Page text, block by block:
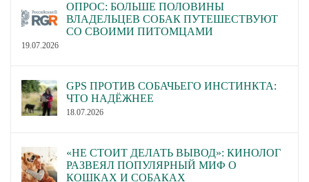
ОПРОС: БОЛЬШЕ ПОЛОВИНЫ
ВЛАДЕЛЬЦЕВ СОБАК ПУТЕШЕСТВУЮТ
СО СВОИМИ ПИТОМЦАМИ
19.07.2026
GPS ПРОТИВ СОБАЧЬЕГО ИНСТИНКТА:
ЧТО НАДЁЖНЕЕ
18.07.2026
«НЕ СТОИТ ДЕЛАТЬ ВЫВОД»: КИНОЛОГ
РАЗВЕЯЛ ПОПУЛЯРНЫЙ МИФ О
КОШКАХ И СОБАКАХ